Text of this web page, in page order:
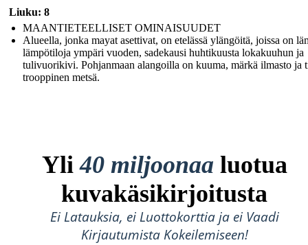
Liuku: 8
MAANTIETEELLISET OMINAISUUDET
Alueella, jonka mayat asettivat, on etelässä ylängöitä, joissa on
lämpötiloja ympäri vuoden, sadekausi huhtikuusta lokakuuhun ja
tulivuorikivi. Pohjanmaan alangoilla on kuuma, märkä ilmasto ja
trooppinen metsä.
Yli40 miljoonaa luotua
kuvakäsikirjoitusta
Ei Latauksia, ei Luottokorttia ja ei Vaadi
Kirjautumista Kokeilemiseen!